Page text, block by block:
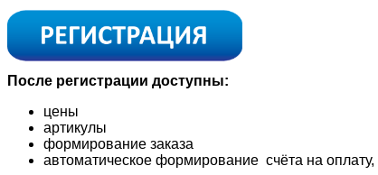
После регистрации доступны:
цены
артикулы
формирование заказа
автоматическое формирование счёта на оплату,